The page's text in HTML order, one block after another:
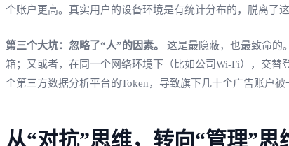
个账户更高。真实用户的设备环境是有统计分布的，脱离了
第三个大坑：忽略了“人”的因素。
这是最隐蔽，也最致命的
箱；又或者，在同一个网络环境下（比如公司Wi-Fi），交
个第三方数据分析平台的Token，导致旗下几十个广告账户被
从“对抗”思维，转向“管理”思